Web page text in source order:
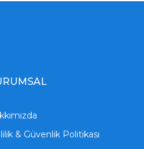
& Güvenlik Politikası